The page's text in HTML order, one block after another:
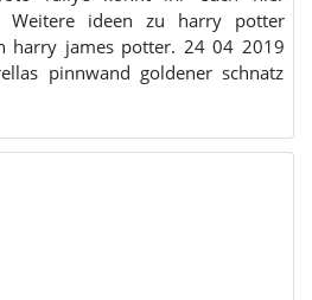
Weitere ideen zu harry potter
harry james potter. 24 04 2019
pinnwand goldener schnatz